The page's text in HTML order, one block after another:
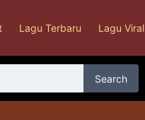
Lagu Terbaru Lagu Viral
Search